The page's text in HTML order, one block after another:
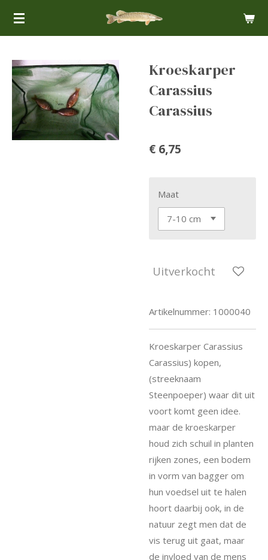
Ga
de
hoofdinhoud
Kroeskarper
Carassius
Carassius
€ 6,75
Maat
Uitverkocht
Artikelnummer: 1000040
Kroeskarper Carassius
Carassius) kopen,
(streeknaam
Steenpoeper) waar dit uit
voort komt geen idee.
maar de kroeskarper
houd zich schuil in planten
rijken zones, een bodem
in vorm van bagger om
hun voedsel uit te halen
hoort daarbij ook, in de
natuur zegt men dat de
vis terug uit gaat, maar
de invloed van de mens